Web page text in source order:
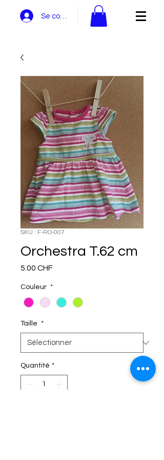
Se connecter
SKU : F-RO-007
Orchestra T.62 cm
5.00 CHFPrix
Couleur *
Taille *
Quantité *